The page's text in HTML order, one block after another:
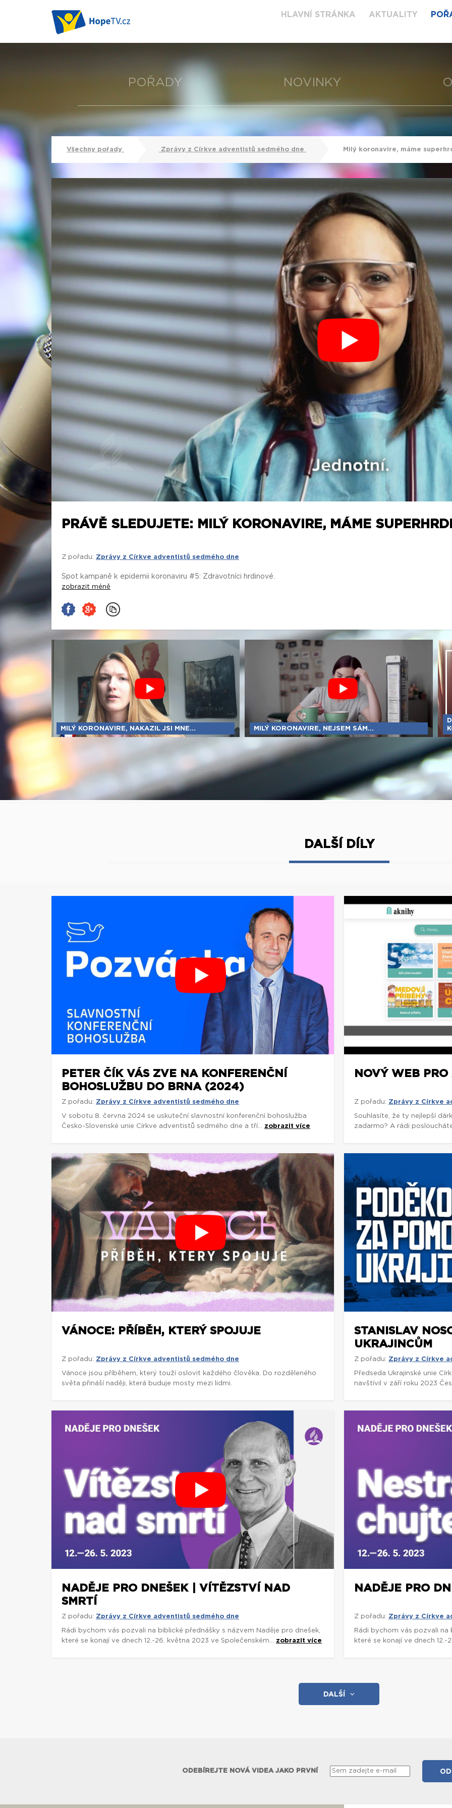
HLAVNÍ STRÁNKA AKTUALITY
POŘADY NOVINKY
Všechny pořady Zprávy z Církve adventistů sedmého dne Milý koronavire, máme
PRÁVĚ SLEDUJETE: MILÝ KORONAVIRE, MÁME
Z pořadu: Zprávy z Církve adventistů sedmého dne
Spot kampaně k epidemii koronaviru #5: Zdravotníci hrdinové.
zobrazit méně
MILÝ KORONAVIRE, NAKAZIL JSI MNE... MILÝ KORONAVIRE, NEJSEM SÁM...
DALŠÍ DÍLY
PETER ČÍK VÁS ZVE NA KONFERENČNÍ
BOHOSLUŽBU DO BRNA (2024)
Z pořadu: Zprávy z Církve adventistů sedmého dne
V sobotu 8. června 2024 se uskuteční slavnostní konferenční bohoslužba
Česko-Slovenské unie Církve adventistů sedmého dne a tří... zobrazit více
NOVÝ WEB
Z pořadu: Zprávy z Církve
Souhlasíte, že ty nejlepší
zadarmo? A rádi
VÁNOCE: PŘÍBĚH, KTERÝ SPOJUJE
Z pořadu: Zprávy z Církve adventistů sedmého dne
Vánoce jsou příběhem, který touží oslovit každého člověka. Do rozděleného
světa přináší naději, která buduje mosty mezi lidmi.
STANISLAV
UKRAJINCŮM
Z pořadu: Zprávy z Církve
Předseda Ukrajinské unie
navštívil v září roku 2023
NADĚJE PRO DNEŠEK | VÍTĚZSTVÍ NAD
SMRTÍ
Z pořadu: Zprávy z Církve adventistů sedmého dne
Rádi bychom vás pozvali na biblické přednášky s názvem Naděje pro dnešek,
které se konají ve dnech 12.-26. května 2023 ve Společenském... zobrazit více
NADĚJE PRO
Z pořadu: Zprávy z Církve
Rádi bychom vás pozvali na
které se konají ve dnech
DALŠÍ
ODEBÍREJTE NOVÁ VIDEA JAKO PRVNÍ